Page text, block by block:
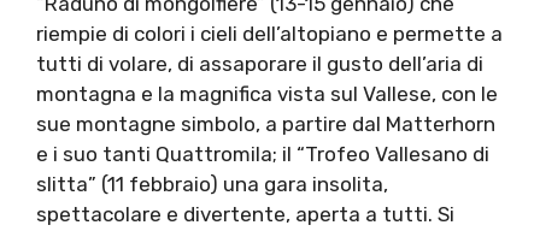
riempie di colori i cieli dell’altopiano e permette a
tutti di volare, di assaporare il gusto dell’aria di
montagna e la magnifica vista sul Vallese, con le
sue montagne simbolo, a partire dal Matterhorn
e i suo tanti Quattromila; il “Trofeo Vallesano di
slitta” (11 febbraio) una gara insolita,
spettacolare e divertente, aperta a tutti. Si